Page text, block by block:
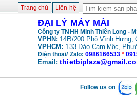
Trang chủ Liên hệ
ĐẠI LÝ MÁY MÀI
Công ty TNHH Minh Thiên Long -
VPHN: 14B/200 Phố Vĩnh Hưng,
VPHCM: 133 Đào Cam Mộc,
Điện thoại/ Zalo: 0986166533 *
Email:
Follow us on: